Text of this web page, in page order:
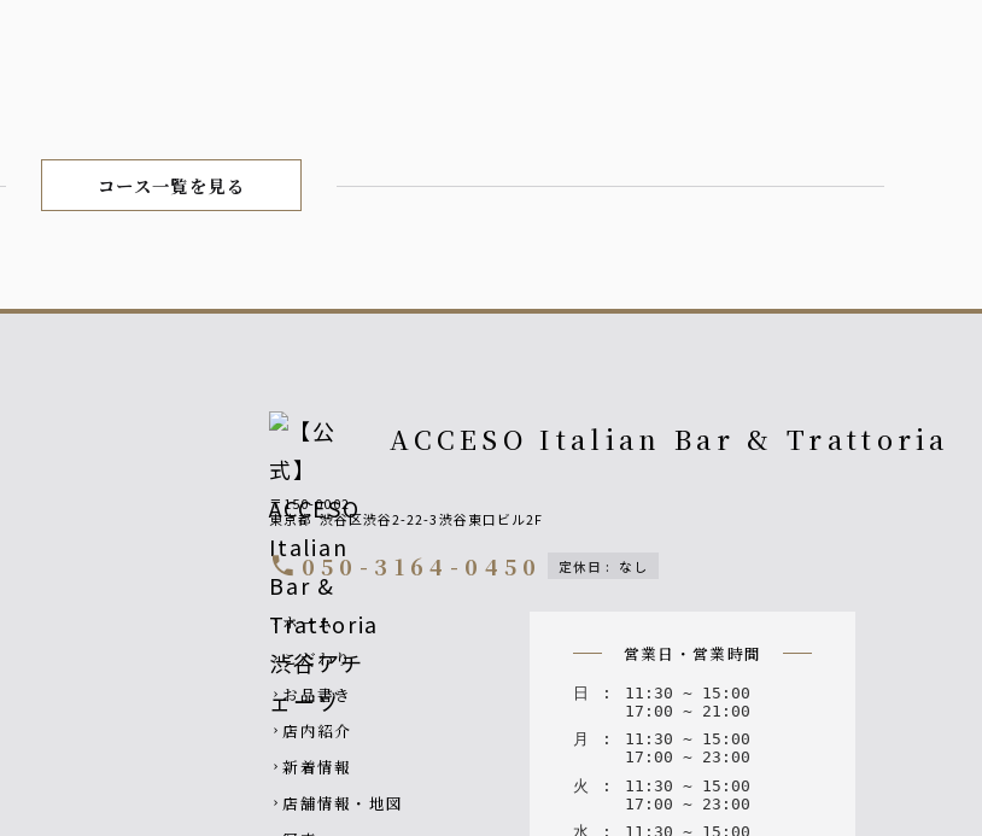
コース一覧を見る
ACCESO Italian Bar & Trattoria
〒150-0002
東京都 渋谷区渋谷2-22-3渋谷東口ビル2F
call 050-3164-0450 定休日 : なし
Footer navigation
chevron_right ホーム
chevron_right こだわり
chevron_right お品書き
chevron_right 店内紹介
chevron_right 新着情報
chevron_right 店舗情報・地図
営業日・営業時間
日 : 11 : 30 ~ 15 : 00
17 : 00 ~ 21 : 00
月
: 11 : 30 ~ 15 : 00
17 : 00 ~ 23 : 00
火
: 11 : 30 ~ 15 : 00
17 : 00 ~ 23 : 00
水
: 11 : 30 ~ 15 : 00